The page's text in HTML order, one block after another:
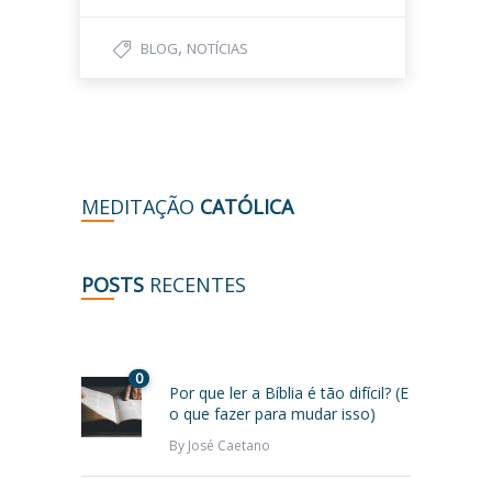
BLOG, NOTÍCIAS
MEDITAÇÃO CATÓLICA
POSTS RECENTES
0
Por que ler a Bíblia é tão difícil? (E
o que fazer para mudar isso)
By José Caetano